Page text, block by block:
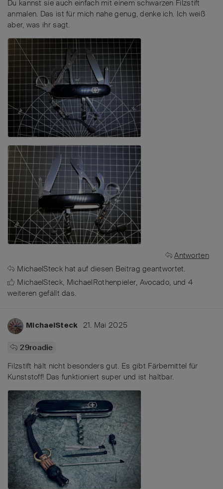
Du kannst sie auch einfach mit einem schwarzen Filzstift
anmalen. Das ist für mich nahe genug, denke ich. Ich weiß
aber, was ihr sagt.
Antworten
MichaelSteck hat auf diesen Beitrag geantwortet.
MichaelSteck, MichaelRothenpieler, Avocado, und 4
weiteren gefällt das.
MichaelSteck 21. Mai 2025
29roadie
Filzstift hält nicht besonders gut. Es gibt Färbemittel für
Kunststoff! Das funktioniert super und ist haltbar.